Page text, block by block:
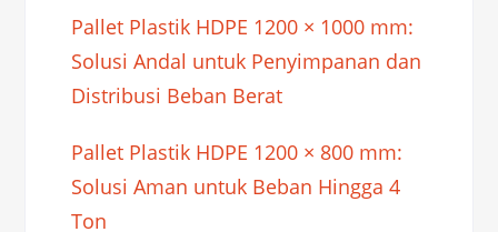
Pallet Plastik HDPE 1200 × 1000 mm:
Solusi Andal untuk Penyimpanan dan
Distribusi Beban Berat
Pallet Plastik HDPE 1200 × 800 mm:
Solusi Aman untuk Beban Hingga 4
Ton